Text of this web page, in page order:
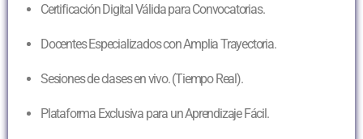
Certificación Digital Válida para Convocatorias.
Docentes Especializados con Amplia Trayectoria.
Sesiones de clases en vivo. (Tiempo Real).
Plataforma Exclusiva para un Aprendizaje Fácil.